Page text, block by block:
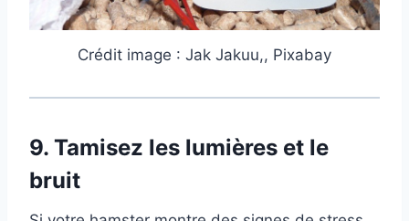
Crédit image : Jak Jakuu,, Pixabay
9. Tamisez les lumières et le
bruit